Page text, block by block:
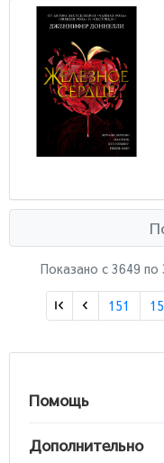
Показано с 3649 по
151
Помощь
Дополнительно